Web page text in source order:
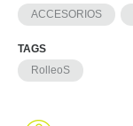
ACCESORIOS
TAGS
RolleoS